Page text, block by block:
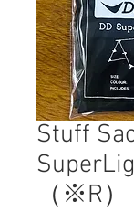
Stuff
（※R）